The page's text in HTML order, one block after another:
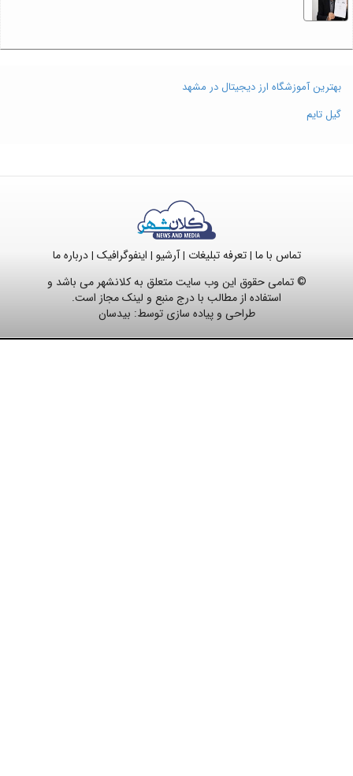
بهترین آموزشگاه ارز دیجیتال در مشهد
گیل تایم
تماس با ما |تعرفه تبلیغات |آرشیو | اینفوگرافیک |درباره ما
© تمامی حقوق این وب سایت متعلق به کلانشهر می باشد و
استفاده از مطالب با درج منبع و لینک مجاز است.
طراحی و پیاده سازی توسط: بیدسان